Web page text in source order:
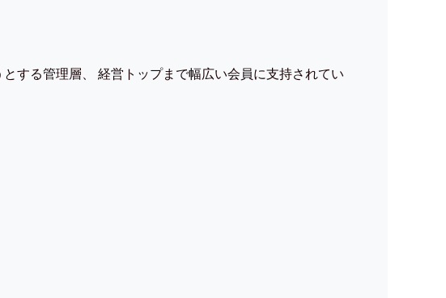
する管理層、 経営トップまで幅広い会員に支持されてい